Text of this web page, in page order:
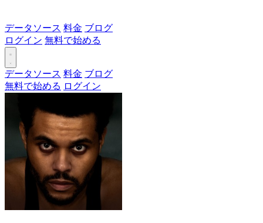
データソース 料金 ブログ
ログイン 無料で始める
データソース 料金 ブログ
無料で始める ログイン